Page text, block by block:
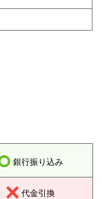
銀行振り込み
代金引換